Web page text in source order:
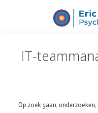
IT-
Op zoek gaan,